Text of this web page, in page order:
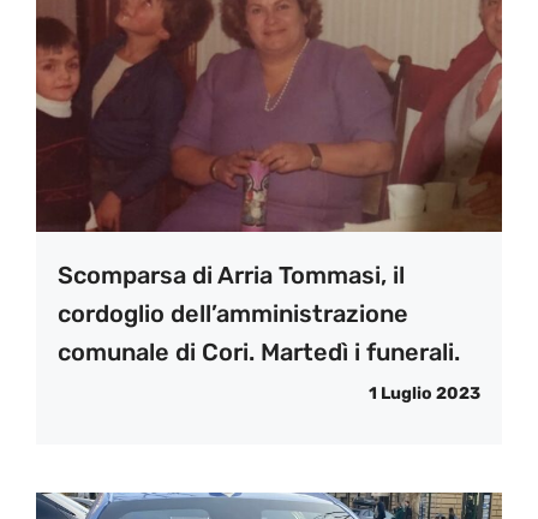
Scomparsa di Arria Tommasi, il
cordoglio dell’amministrazione
comunale di Cori. Martedì i funerali.
1 Luglio 2023